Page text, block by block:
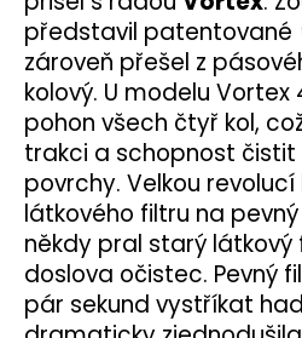
představil patentované
zároveň přešel z
kolový. U modelu
pohon všech čtyř kol,
trakci a schopnost čistit
povrchy. Velkou
látkového filtru na
někdy pral starý látkový
doslova očistec. Pevný
pár sekund vystříkat